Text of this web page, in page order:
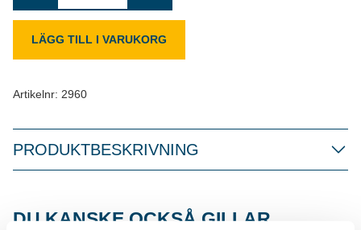
LÄGG TILL I VARUKORG
Artikelnr: 2960
PRODUKTBESKRIVNING
DU KANSKE OCKSÅ GILLAR…